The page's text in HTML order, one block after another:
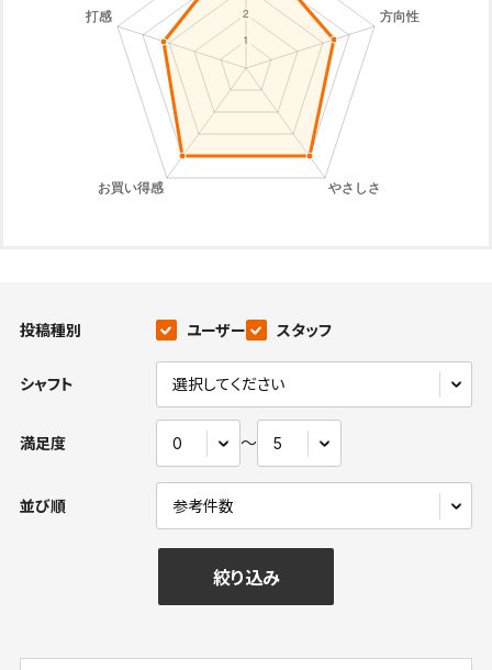
投稿種別 ユーザー スタッフ
シャフト
満足度 〜
並び順
絞り込み